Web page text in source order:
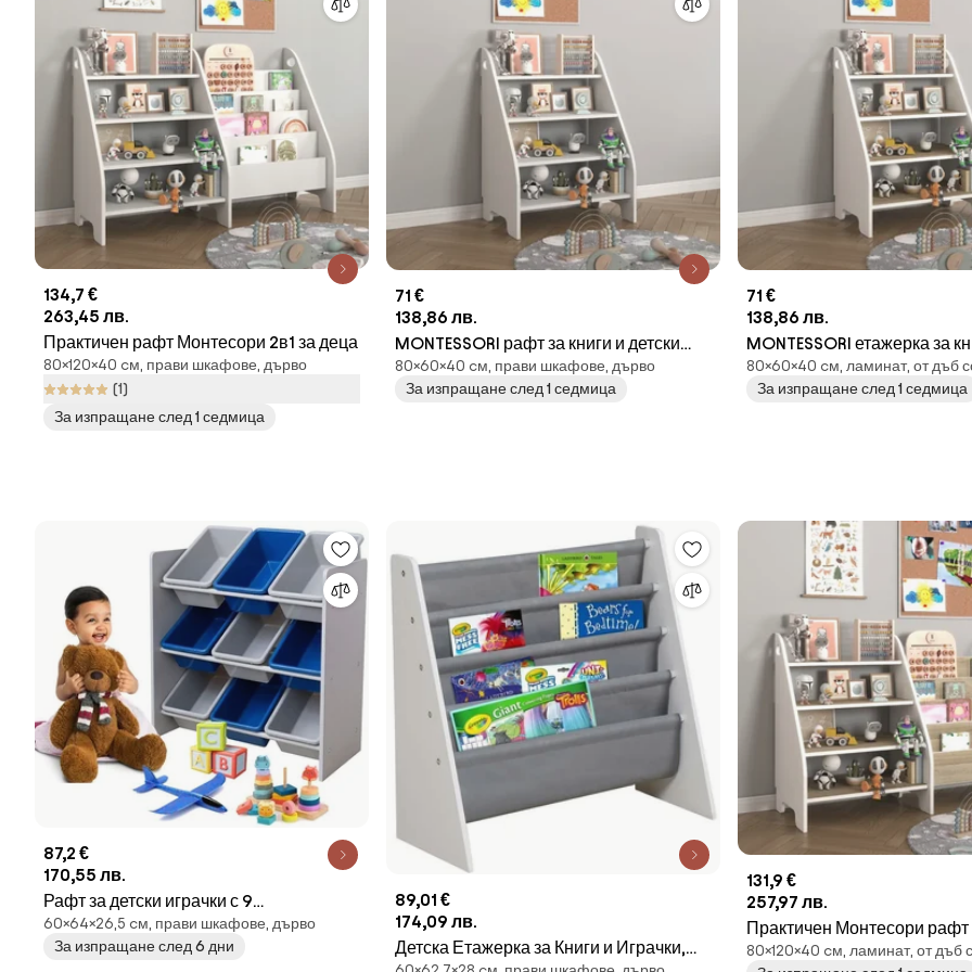
134,7 €
263,45 лв.
Практичен рафт Монтесори 2в1 за деца
80×120×40 cм, прави шкафове, дърво
(1)
За изпращане след 1 седмица
71 €
138,86 лв.
MONTESSORI рафт за книги и детски
играчки - бял
80×60×40 cм, прави шкафове, дърво
За изпращане след 1 седмица
71 €
138,86 лв.
MONTESSORI етажерка за
детски играчки - сонома +
80×60×40 cм, ламинат, от дъб
За изпращане след 1 седмица
87,2 €
170,55 лв.
Рафт за детски играчки с 9
пластмасови кутии - синьо-сив
60×64×26,5 cм, прави шкафове, дърво
За изпращане след 6 дни
89,01 €
174,09 лв.
Детска Етажерка за Книги и Играчки,
131,9 €
257,97 лв.
Практичен Монтесори рафт
- сонома + бяло
80×120×40 cм, ламинат, от дъб